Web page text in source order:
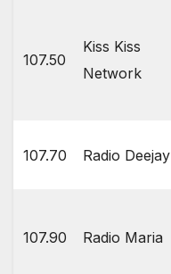
107.50
Kiss Kiss
Network
107.70 Radio Deejay
107.90 Radio Maria